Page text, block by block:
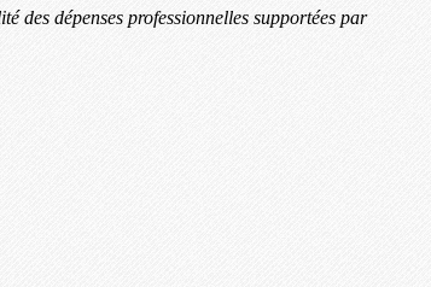
des dépenses professionnelles supportées par